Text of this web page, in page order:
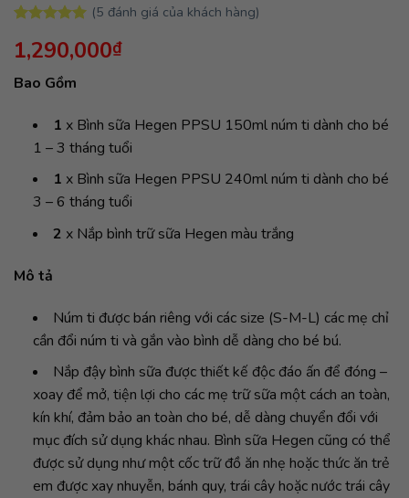
dựa trên
đánh giá
(5 đánh giá của khách hàng)
1,290,000₫
Bao Gồm
1 x Bình sữa Hegen PPSU 150ml núm ti dành cho bé
1 – 3 tháng tuổi
1 x Bình sữa Hegen PPSU 240ml núm ti dành cho bé
3 – 6 tháng tuổi
2 x Nắp bình trữ sữa Hegen màu trắng
Mô tả
Núm ti được bán riêng với các size (S-M-L) các mẹ chỉ
cần đổi núm ti và gắn vào bình dễ dàng cho bé bú.
Nắp đậy bình sữa được thiết kế độc đáo ấn để đóng –
xoay để mở, tiện lợi cho các mẹ trữ sữa một cách an toàn,
kín khí, đảm bảo an toàn cho bé, dễ dàng chuyển đổi với
mục đích sử dụng khác nhau. Bình sữa Hegen cũng có thể
được sử dụng như một cốc trữ đồ ăn nhẹ hoặc thức ăn trẻ
em được xay nhuyễn, bánh quy, trái cây hoặc nước trái cây